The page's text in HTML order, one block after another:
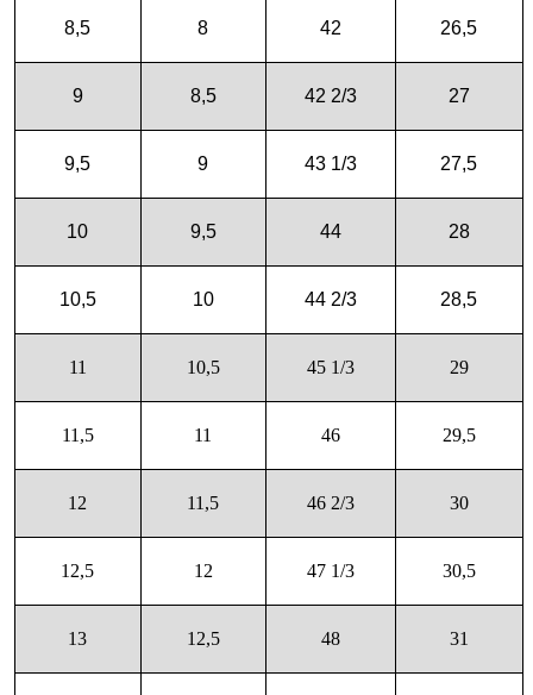
8,5 8 42 26,5
9 8,5 42 2/3 27
9,5 9 43 1/3 27,5
10 9,5 44 28
10,5 10 44 2/3 28,5
11 10,5 45 1/3 29
11,5 11 46 29,5
12 11,5 46 2/3 30
12,5 12 47 1/3 30,5
13 12,5 48 31